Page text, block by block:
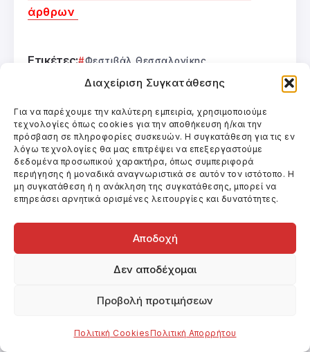
Διαχείριση Συγκατάθεσης
Για να παρέχουμε την καλύτερη εμπειρία, χρησιμοποιούμε
τεχνολογίες όπως cookies για την αποθήκευση ή/και την
πρόσβαση σε πληροφορίες συσκευών. Η συγκατάθεση για τις εν
λόγω τεχνολογίες θα μας επιτρέψει να επεξεργαστούμε
δεδομένα προσωπικού χαρακτήρα, όπως συμπεριφορά
περιήγησης ή μοναδικά αναγνωριστικά σε αυτόν τον ιστότοπο. Η
μη συγκατάθεση ή η ανάκληση της συγκατάθεσης, μπορεί να
επηρεάσει αρνητικά ορισμένες λειτουργίες και δυνατότητες.
Αποδοχή
Δεν αποδέχομαι
Προβολή προτιμήσεων
Πολιτική CookiesΠολιτική Απορρήτου
άρθρων
Ετικέτες: Φεστιβάλ Θεσσαλονίκης
Κοινοποίηση Άρθρου
Άλλα Άρθρα